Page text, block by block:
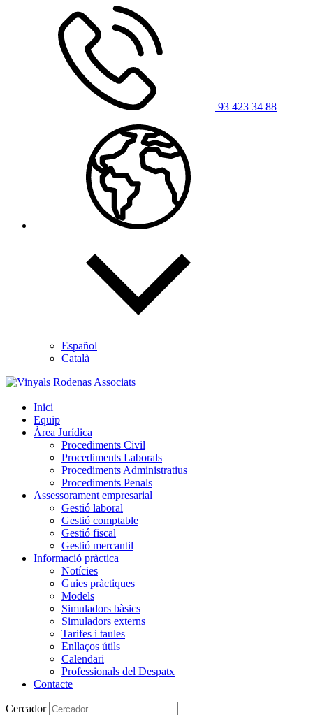
93 423 34 88
Español
Català
Inici
Equip
Àrea Jurídica
Procediments Civil
Procediments Laborals
Procediments Administratius
Procediments Penals
Assessorament empresarial
Gestió laboral
Gestió comptable
Gestió fiscal
Gestió mercantil
Informació pràctica
Notícies
Guies pràctiques
Models
Simuladors bàsics
Simuladors externs
Tarifes i taules
Enllaços útils
Calendari
Professionals del Despatx
Contacte
Cercador